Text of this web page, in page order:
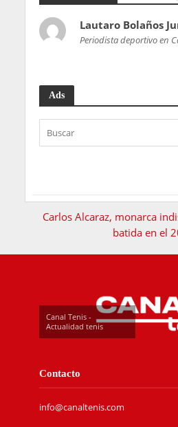
Lautaro Bolaños
Periodista deportivo en
Ads
Carlos Alcaraz, monarca
batida en el
Canal Tenis -
Actualidad tenis
Contacto
info@canaltenis.com